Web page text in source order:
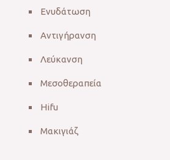
Ενυδάτωση
Αντιγήρανση
Λεύκανση
Μεσοθεραπεία
Hifu
Μακιγιάζ